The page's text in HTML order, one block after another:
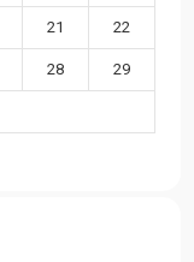
21 22
28 29